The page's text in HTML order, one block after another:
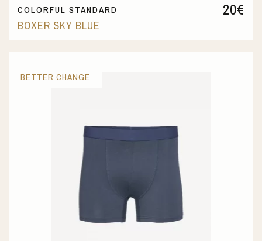
20€
COLORFUL STANDARD
BOXER SKY BLUE
BETTER CHANGE